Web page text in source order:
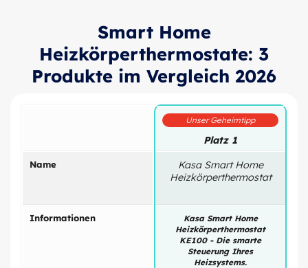
Smart Home
Heizkörperthermostate: 3
Produkte im Vergleich 2026
Name
Informationen
Unser Geheimtipp
Platz 1
Kasa Smart Home
Heizkörperthermostat
Kasa Smart Home
Heizkörperthermostat
KE100 - Die smarte
Steuerung Ihres
Heizsystems.